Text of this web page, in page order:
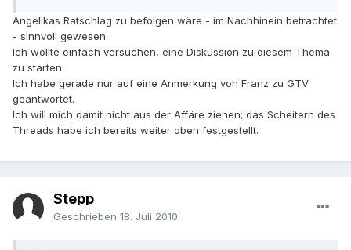
Angelikas Ratschlag zu befolgen wäre - im Nachhinein betrachtet
- sinnvoll gewesen.
Ich wollte einfach versuchen, eine Diskussion zu diesem Thema
zu starten.
Ich habe gerade nur auf eine Anmerkung von Franz zu GTV
geantwortet.
Ich will mich damit nicht aus der Affäre ziehen; das Scheitern des
Threads habe ich bereits weiter oben festgestellt.
Stepp
Geschrieben 18. Juli 2010